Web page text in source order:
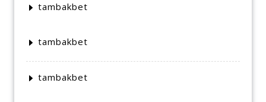
tambakbet
tambakbet
tambakbet